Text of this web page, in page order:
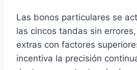
Las bonos particulares se
las cincos tandas sin
extras con factores
incentiva la precisión